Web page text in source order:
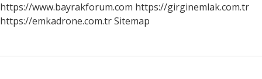
https://www.bayrakforum.com https://girginemlak.com.tr
https://emkadrone.com.trSitemap